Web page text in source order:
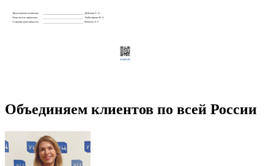
Объединяем клиентов по всей России